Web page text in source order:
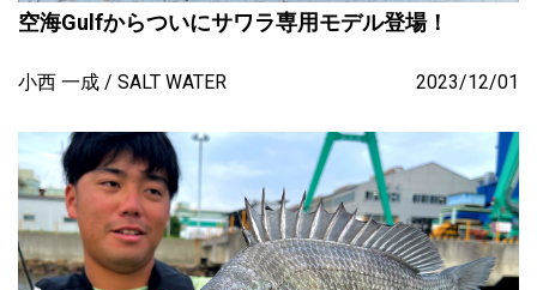
空海Gulfからついにサワラ専用モデル登場！
小西 一成 SALT WATER 2023/12/01